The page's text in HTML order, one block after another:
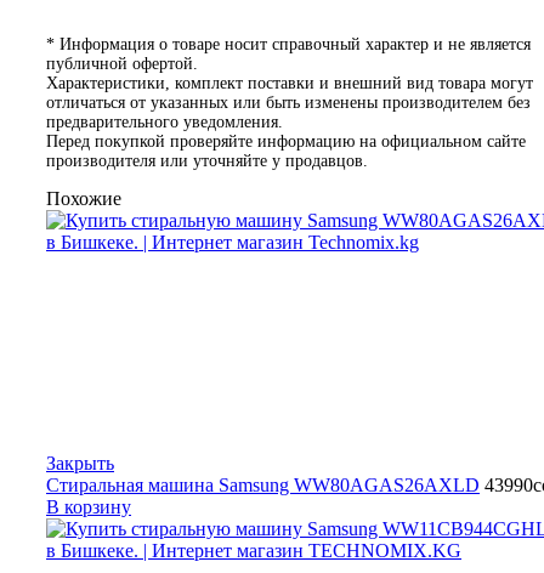
* Информация о товаре носит справочный характер и не является
публичной офертой.
Характеристики, комплект поставки и внешний вид товара могут
отличаться от указанных или быть изменены производителем без
предварительного уведомления.
Перед покупкой проверяйте информацию на официальном сайте
производителя или уточняйте у продавцов.
Похожие
Закрыть
Стиральная машина Samsung WW80AGAS26AXLD 43990
В корзину